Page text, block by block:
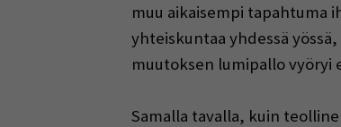
muu aikaisempi tapahtuma
yhteiskuntaa yhdessä
muutoksen lumipallo vyöryi
Samalla tavalla, kuin